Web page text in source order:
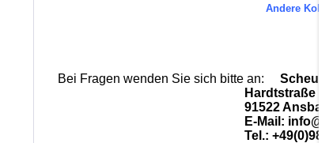
Andere
Bei Fragen wenden Sie sich bitte an:
Hardtstraße 28
91522 Ansbach
E-Mail:
Tel.: +49(0)981-